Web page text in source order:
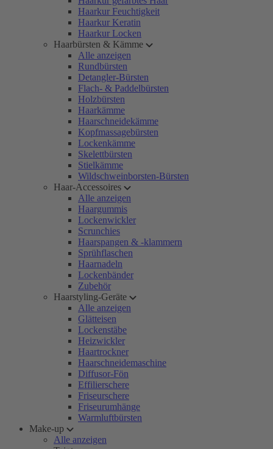
Haarkur Feuchtigkeit
Haarkur Keratin
Haarkur Locken
Haarbürsten & Kämme
Alle anzeigen
Rundbürsten
Detangler-Bürsten
Flach- & Paddelbürsten
Holzbürsten
Haarkämme
Haarschneidekämme
Kopfmassagebürsten
Lockenkämme
Skelettbürsten
Stielkämme
Wildschweinborsten-Bürsten
Haar-Accessoires
Alle anzeigen
Haargummis
Lockenwickler
Scrunchies
Haarspangen & -klammern
Sprühflaschen
Haarnadeln
Lockenbänder
Zubehör
Haarstyling-Geräte
Alle anzeigen
Glätteisen
Lockenstäbe
Heizwickler
Haartrockner
Haarschneidemaschine
Diffusor-Fön
Effilierschere
Friseurschere
Friseurumhänge
Warmluftbürsten
Make-up
Alle anzeigen